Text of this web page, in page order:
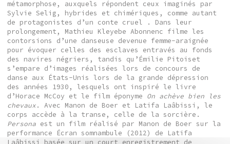
métamorphose, auxquels répondent ceux imaginés par
Sylvie Selig, hybrides et chimériques, comme autant
de protagonistes d’un conte cruel . Dans leur
prolongement, Mathieu Kleyebe Abonnenc filme les
contorsions d’une danseuse devenue femme-araignée
pour évoquer celles des esclaves entravés au fonds
des navires négriers, tandis qu’Émilie Pitoiset
s’empare d’images réalisées lors de concours de
danse aux États-Unis lors de la grande dépression
des années 1930, lesquels ont inspiré le livre
d’Horace McCoy et le film éponyme On achève bien les
chevaux. Avec Manon de Boer et Latifa Laâbissi, le
corps accède à la transe, celle de la sorcière.
Persona est un film réalisé par Manon de Boer sur la
performance Écran somnambule (2012) de Latifa
Laâbissi basée sur un court enregistrement de